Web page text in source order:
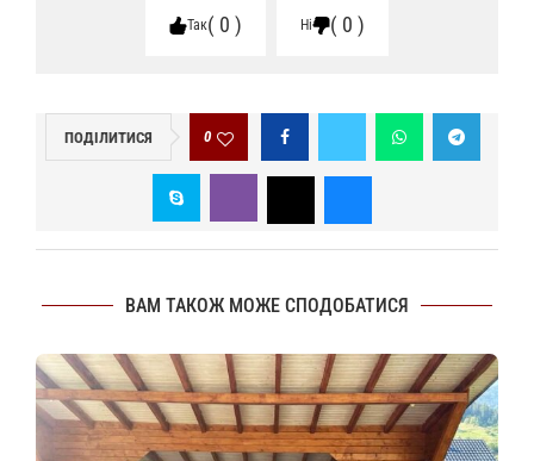
Так 0 Ні 0
ПОДІЛИТИСЯ 0
ВАМ ТАКОЖ МОЖЕ СПОДОБАТИСЯ